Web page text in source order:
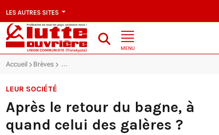
LES AUTRES SITES
MENU
Accueil Brèves Après le retour du bagne, à quand celui des galères ?
LEUR SOCIÉTÉ
Après le retour du bagne, à
quand celui des galères ?